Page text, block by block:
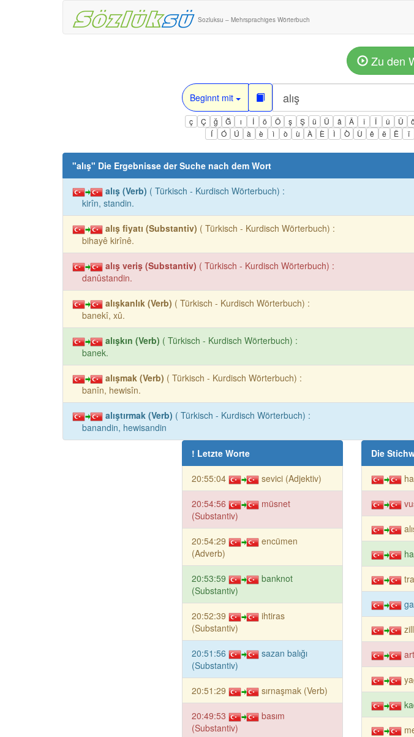
Sozluksu – Mehrsprachiges Wörterbuch
Zu den
Beginnt mit
ç Ç ğ Ğ ı İ ö Ö ş Ş ü Ü â Â î Î û Û ô
Í
Ó Ú à è ì ò ù À È Ì Ò Ù ê ë Ë ï
"alış" Die Ergebnisse der Suche nach dem Wort
alış (Verb) ( Türkisch - Kurdisch Wörterbuch) :
kirîn, standin.
alış fiyatı (Substantiv) ( Türkisch - Kurdisch Wörterbuch) :
bihayê kirînê.
alış veriş (Substantiv) ( Türkisch - Kurdisch Wörterbuch) :
danûstandin.
alışkanlık (Verb) ( Türkisch - Kurdisch Wörterbuch) :
banekî, xû.
alışkın (Verb) ( Türkisch - Kurdisch Wörterbuch) :
banek.
alışmak (Verb) ( Türkisch - Kurdisch Wörterbuch) :
banîn, hewisîn.
alıştırmak (Verb) ( Türkisch - Kurdisch Wörterbuch) :
banandin, hewisandin
! Letzte Worte
20:55:04 sevici (Adjektiv)
20:54:56
müsnet
(Substantiv)
20:54:29
encümen
(Adverb)
20:53:59
banknot
(Substantiv)
20:52:39
ihtiras
(Substantiv)
20:51:56
sazan balığı
(Substantiv)
20:51:29 sırnaşmak (Verb)
20:49:53
basım
(Substantiv)
Die